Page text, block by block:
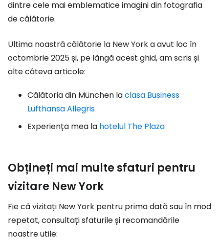
dintre cele mai emblematice imagini din fotografia
de călătorie.
Ultima noastră călătorie la New York a avut loc în
octombrie 2025 și, pe lângă acest ghid, am scris și
alte câteva articole:
Călătoria din München laclasa Business
Lufthansa Allegris
Experiența mea la hotelul The Plaza
Obțineți mai multe sfaturi pentru
vizitare New York
Fie că vizitați New York pentru prima dată sau în mod
repetat, consultați sfaturile și recomandările
noastre utile: